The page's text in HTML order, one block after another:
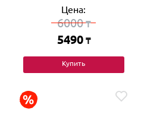
Цена:
6000₸
5490 ₸
Купить